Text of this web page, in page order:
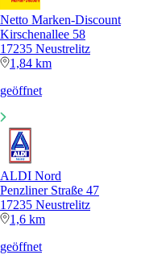
Netto Marken-Discount
Kirschenallee 58
17235 Neustrelitz
1,84 km
geöffnet
ALDI Nord
Penzliner Straße 47
17235 Neustrelitz
1,6 km
geöffnet